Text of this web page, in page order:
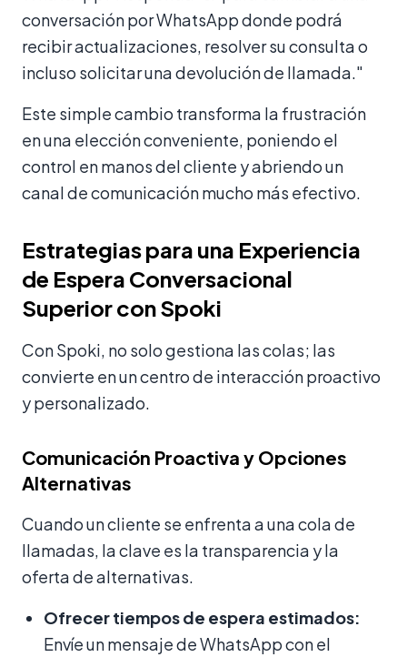
conversación por WhatsApp donde podrá
recibir actualizaciones, resolver su consulta o
incluso solicitar una devolución de llamada."
Este simple cambio transforma la frustración
en una elección conveniente, poniendo el
control en manos del cliente y abriendo un
canal de comunicación mucho más efectivo.
Estrategias para una Experiencia
de Espera Conversacional
Superior con Spoki
Con Spoki, no solo gestiona las colas; las
convierte en un centro de interacción proactivo
y personalizado.
Comunicación Proactiva y Opciones
Alternativas
Cuando un cliente se enfrenta a una cola de
llamadas, la clave es la transparencia y la
oferta de alternativas.
Ofrecer tiempos de espera estimados:
Envíe un mensaje de WhatsApp con el